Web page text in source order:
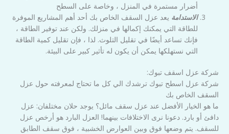
أضرار مستمرة في المنزل ، وخاصة على السطح
الاستدامة يعد عزل السقف الخاص بك أحد أهم المشاريع الموفرة
للطاقة التي يمكنك إكمالها في منزلك. ولكن عند توفير الطاقة ،
فإنك تساعد أيضًا في تقليل التلوث. لذا ، فإن تقليل كمية الطاقة
التي نستهلكها يمكن أن يكون له تأثير كبير على البيئة.
شركة عزل اسقف تبوك:
شركة عزل اسطح تبوك ترشدك الي كل ما تحتاج لمعرفته حول عزل
السقف الخاص بك
ما هو الخيار الأفضل عند عزل سقف مائل؟ يوجد حلان مختلفان: عزل
دافئ أو بارد. دعونا نرى الاختلافات بينهما! العزل البارد هو أرخص عزل
للسقف. يتم وضعها فوق وبين العوارض الخشبية ، فوق سقف الطابق